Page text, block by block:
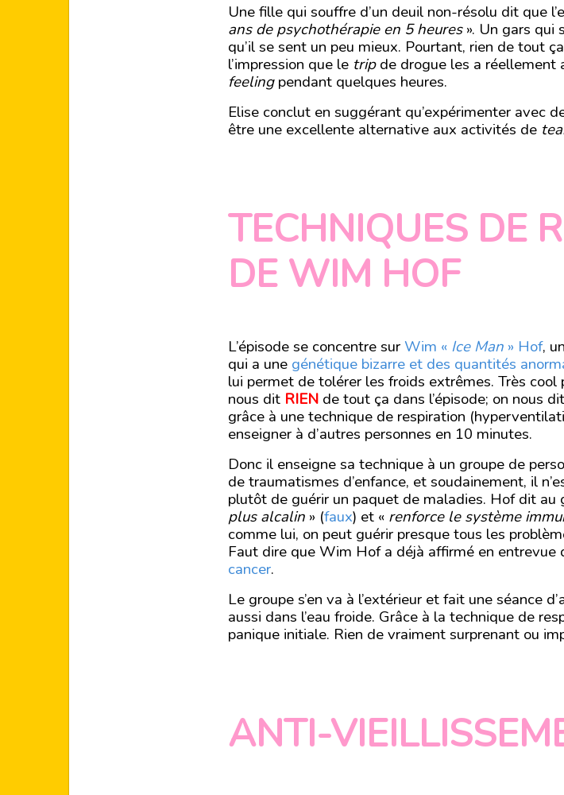
Une fille qui souffre d’un deuil non-résolu dit que
ans de psychothérapie en 5 heures». Un gars qui
qu’il se sent un peu mieux. Pourtant, rien de tout
l’impression que le tripde drogue les a réellement
feelingpendant quelques heures.
Elise conclut en suggérant qu’expérimenter avec
être une excellente alternative aux activités de
TECHNIQUES DE
DE WIM HOF
L’épisode se concentre surWim « Ice Man» Hof,
qui a une génétique bizarre et des quantités
lui permet de tolérer les froids extrêmes. Très
nous dit RIEN de tout ça dans l’épisode; on nous
grâce à une technique de respiration
enseigner à d’autres personnes en 10 minutes.
Donc il enseigne sa technique à un groupe de
de traumatismes d’enfance, et soudainement, il
plutôt de guérir un paquet de maladies. Hof dit au
plus alcalin» (faux) et « renforce le système
comme lui, on peut guérir presque tous les
Faut dire que Wim Hof a déjà affirmé en entrevue
cancer.
Le groupe s’en va à l’extérieur et fait une séance
aussi dans l’eau froide. Grâce à la technique de
panique initiale. Rien de vraiment surprenant ou
ANTI-